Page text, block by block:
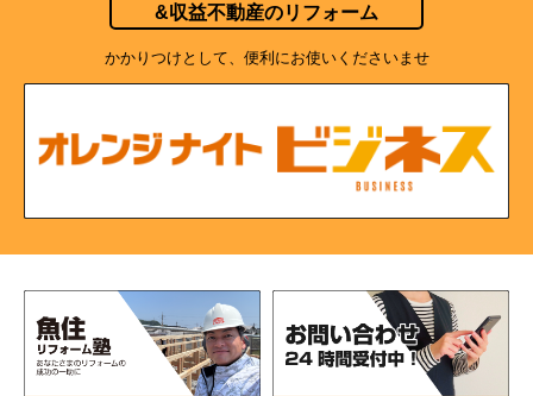
&収益不動産のリフォーム
かかりつけとして、便利にお使いくださいませ